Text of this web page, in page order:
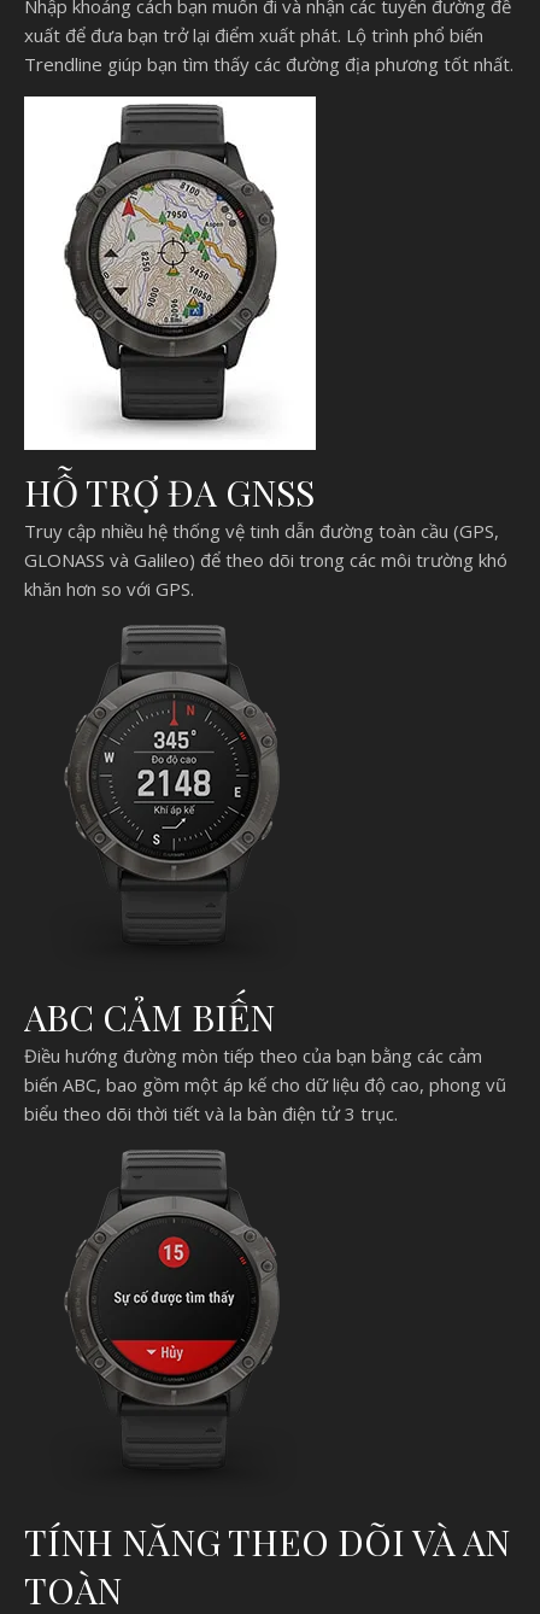
Nhập khoảng cách bạn muốn đi và nhận các tuyến đường đề
xuất để đưa bạn trở lại điểm xuất phát. Lộ trình phổ biến
Trendline giúp bạn tìm thấy các đường địa phương tốt nhất.
HỖ TRỢ ĐA GNSS
Truy cập nhiều hệ thống vệ tinh dẫn đường toàn cầu (GPS,
GLONASS và Galileo) để theo dõi trong các môi trường khó
khăn hơn so với GPS.
ABC CẢM BIẾN
Điều hướng đường mòn tiếp theo của bạn bằng các cảm
biến ABC, bao gồm một áp kế cho dữ liệu độ cao, phong vũ
biểu theo dõi thời tiết và la bàn điện tử 3 trục.
TÍNH NĂNG THEO DÕI VÀ AN
TOÀN